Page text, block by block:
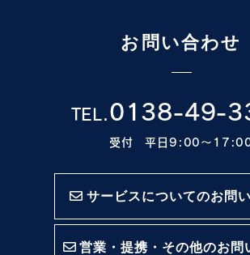
お問い合わせ
TEL.0138-49-
受付 平日9:00〜
サービスについてのお問
営業・提携・その他のお問